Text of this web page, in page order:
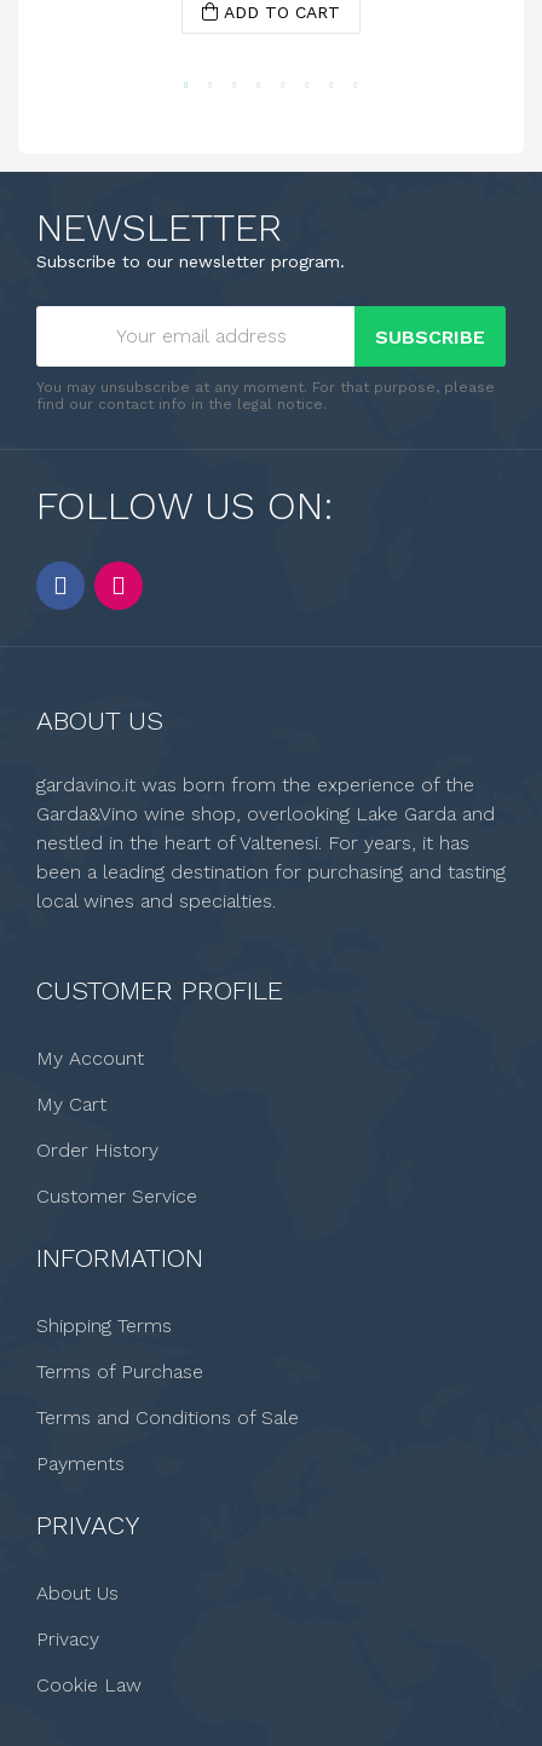
ADD TO CART
NEWSLETTER
Subscribe to our newsletter program.
SUBSCRIBE
You may unsubscribe at any moment. For that purpose, please
find our contact info in the legal notice.
FOLLOW US ON:
ABOUT US
gardavino.it was born from the experience of the
Garda&Vino wine shop, overlooking Lake Garda and
nestled in the heart of Valtenesi. For years, it has
been a leading destination for purchasing and tasting
local wines and specialties.
CUSTOMER PROFILE
My Account
My Cart
Order History
Customer Service
INFORMATION
Shipping Terms
Terms of Purchase
Terms and Conditions of Sale
Payments
PRIVACY
About Us
Privacy
Cookie Law